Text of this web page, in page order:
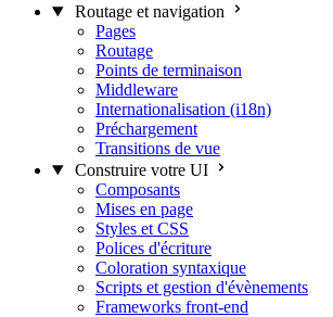
Routage et navigation
Pages
Routage
Points de terminaison
Middleware
Internationalisation (i18n)
Préchargement
Transitions de vue
Construire votre UI
Composants
Mises en page
Styles et CSS
Polices d'écriture
Coloration syntaxique
Scripts et gestion d'évènements
Frameworks front-end